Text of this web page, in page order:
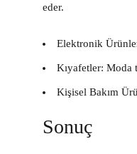
eder.
Elektronik
Kıyafetler: Moda
Kişisel Bakım
Sonuç